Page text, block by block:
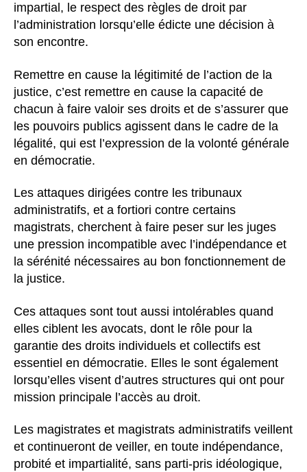
impartial, le respect des règles de droit par
l’administration lorsqu’elle édicte une décision à
son encontre.
Remettre en cause la légitimité de l’action de la
justice, c’est remettre en cause la capacité de
chacun à faire valoir ses droits et de s’assurer que
les pouvoirs publics agissent dans le cadre de la
légalité, qui est l’expression de la volonté générale
en démocratie.
Les attaques dirigées contre les tribunaux
administratifs, et a fortiori contre certains
magistrats, cherchent à faire peser sur les juges
une pression incompatible avec l’indépendance et
la sérénité nécessaires au bon fonctionnement de
la justice.
Ces attaques sont tout aussi intolérables quand
elles ciblent les avocats, dont le rôle pour la
garantie des droits individuels et collectifs est
essentiel en démocratie. Elles le sont également
lorsqu’elles visent d’autres structures qui ont pour
mission principale l’accès au droit.
Les magistrates et magistrats administratifs veillent
et continueront de veiller, en toute indépendance,
probité et impartialité, sans parti-pris idéologique,